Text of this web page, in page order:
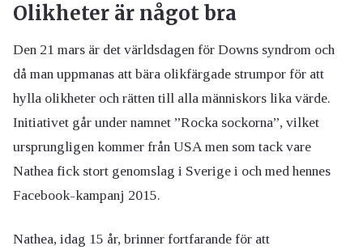
Olikheter är något bra
Den 21 mars är det världsdagen för Downs syndrom och
då man uppmanas att bära olikfärgade strumpor för att
hylla olikheter och rätten till alla människors lika värde.
Initiativet går under namnet ”Rocka sockorna”, vilket
ursprungligen kommer från USA men som tack vare
Nathea fick stort genomslag i Sverige i och med hennes
Facebook-kampanj 2015.
Nathea, idag 15 år, brinner fortfarande för att